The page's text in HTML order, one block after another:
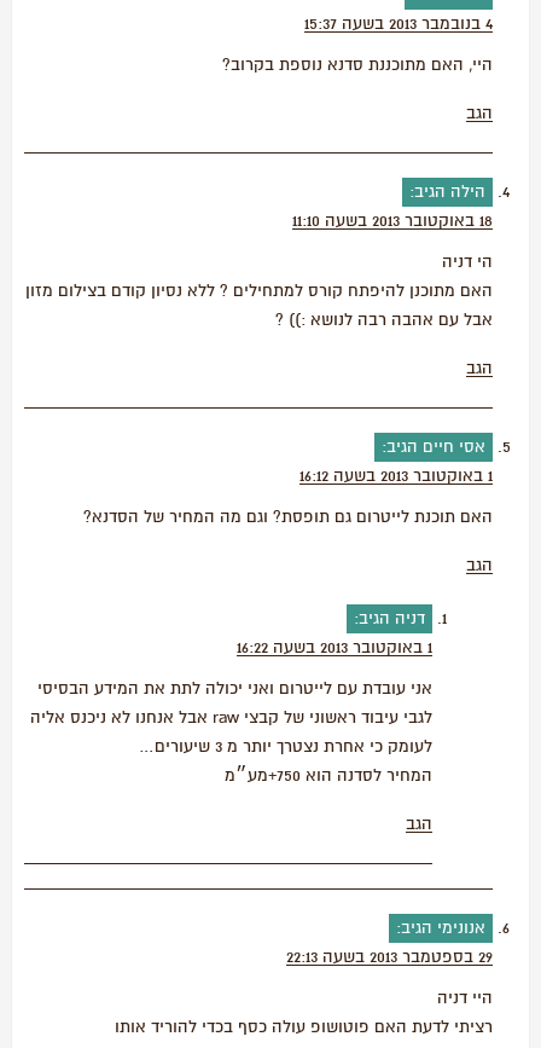
4 בנובמבר 2013 בשעה 15:37
היי, האם מתוכננת סדנא נוספת בקרוב?
הגב
הילה הגיב:
18 באוקטובר 2013 בשעה 11:10
הי דניה
האם מתוכנן להיפתח קורס למתחילים ? ללא נסיון קודם בצילום מזון
אבל עם אהבה רבה לנושא :)) ?
הגב
אסי חיים הגיב:
1 באוקטובר 2013 בשעה 16:12
האם תוכנת לייטרום גם תופסת? וגם מה המחיר של הסדנא?
הגב
דניה הגיב:
1 באוקטובר 2013 בשעה 16:22
אני עובדת עם לייטרום ואני יכולה לתת את המידע הבסיסי
לגבי עיבוד ראשוני של קבצי raw אבל אנחנו לא ניכנס אליה
לעומק כי אחרת נצטרך יותר מ 3 שיעורים…
המחיר לסדנה הוא 750+מע״מ
הגב
אנונימי הגיב:
29 בספטמבר 2013 בשעה 22:13
היי דניה
רציתי לדעת האם פוטושופ עולה כסף בכדי להוריד אותו